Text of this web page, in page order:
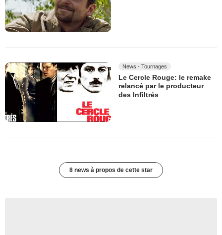
News - Tournages
Le Cercle Rouge: le remake
relancé par le producteur
des Infiltrés
8 news à propos de cette star